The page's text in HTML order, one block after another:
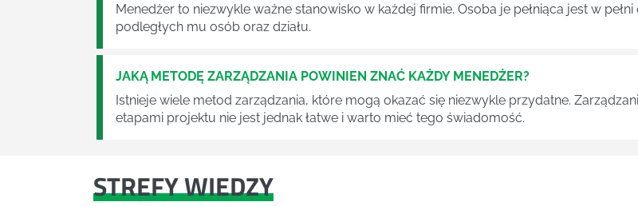
Menedżer to niezwykle ważne stanowisko w każdej firmie. Osoba je pełniąca jest w
podległych mu osób oraz działu.
JAKĄ METODĘ ZARZĄDZANIA POWINIEN ZNAĆ KAŻDY MENEDŻER?
Istnieje wiele metod zarządzania, które mogą okazać się niezwykle przydatne.
etapami projektu nie jest jednak łatwe i warto mieć tego świadomość.
STREFY WIEDZY